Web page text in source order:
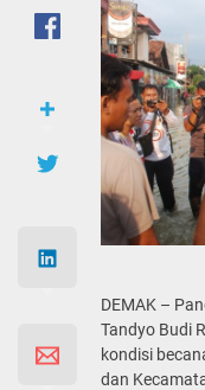
DEMAK –
Tandyo Budi
kondisi
dan